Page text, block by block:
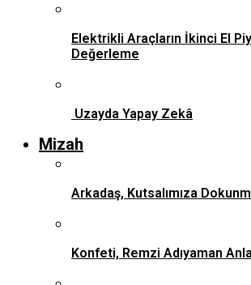
Elektrikli Araçların İkinci El
Değerleme
Uzayda Yapay Zekâ
Mizah
Arkadaş, Kutsalımıza
Konfeti, Remzi Adıyaman